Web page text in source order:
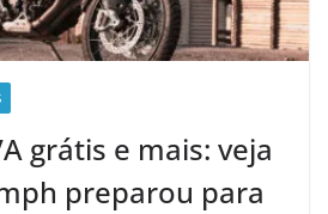
grátis e mais: veja
preparou para